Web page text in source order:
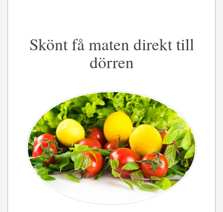
Skönt få maten direkt till
dörren